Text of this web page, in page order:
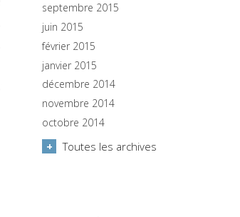
septembre 2015
juin 2015
février 2015
janvier 2015
décembre 2014
novembre 2014
octobre 2014
Toutes les archives